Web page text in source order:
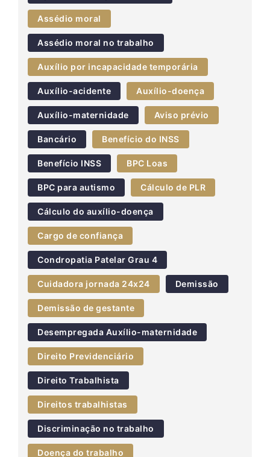
Assédio moral
Assédio moral no trabalho
Auxílio por incapacidade temporária
Auxílio-acidente Auxílio-doença
Auxílio-maternidade Aviso prévio
Bancário Benefício do INSS
Benefício INSS BPC Loas
BPC para autismo Cálculo de PLR
Cálculo do auxílio-doença
Cargo de confiança
Condropatia Patelar Grau 4
Cuidadora jornada 24x24 Demissão
Demissão de gestante
Desempregada Auxílio-maternidade
Direito Previdenciário
Direito Trabalhista
Direitos trabalhistas
Discriminação no trabalho
Doença do trabalho